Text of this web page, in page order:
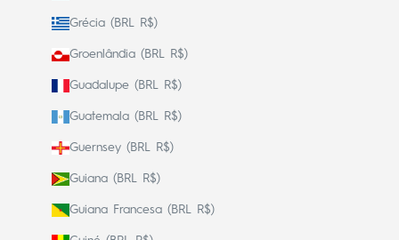
Grécia (BRL R$)
Groenlândia (BRL R$)
Guadalupe (BRL R$)
Guatemala (BRL R$)
Guernsey (BRL R$)
Guiana (BRL R$)
Guiana Francesa (BRL R$)